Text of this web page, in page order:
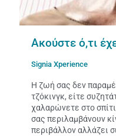
Ακούστε ό,τι
Signia Xperience
Η ζωή σας δεν
τζόκινγκ, είτε
χαλαρώνετε στο
σας περιλαμβάνουν
περιβάλλον αλλάζει